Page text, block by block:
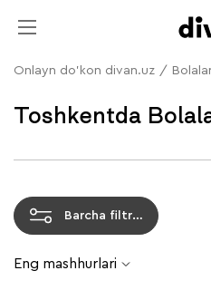
Onlayn do'kon divan.uz /
Toshkentda
Barcha filtrlar
Eng mashhurlari